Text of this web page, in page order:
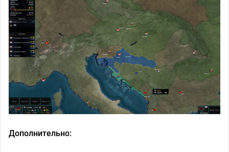
Дополнительно: